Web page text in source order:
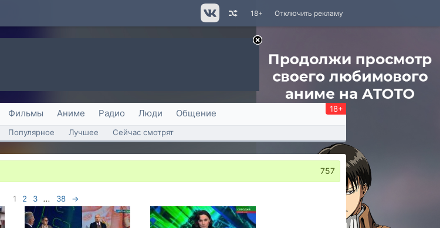
Отключить рекламу
18+
Фильмы Аниме Радио Люди Общение 18+
Популярное Лучшее Сейчас смотрят
757
1 2 3 ... 38 →